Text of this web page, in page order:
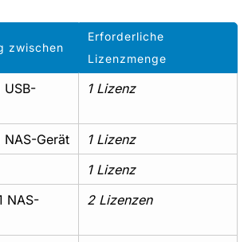
zwischen
Erforderliche
Lizenzmenge
USB-
1 Lizenz
NAS-Gerät
1 Lizenz
1 Lizenz
NAS-
2 Lizenzen